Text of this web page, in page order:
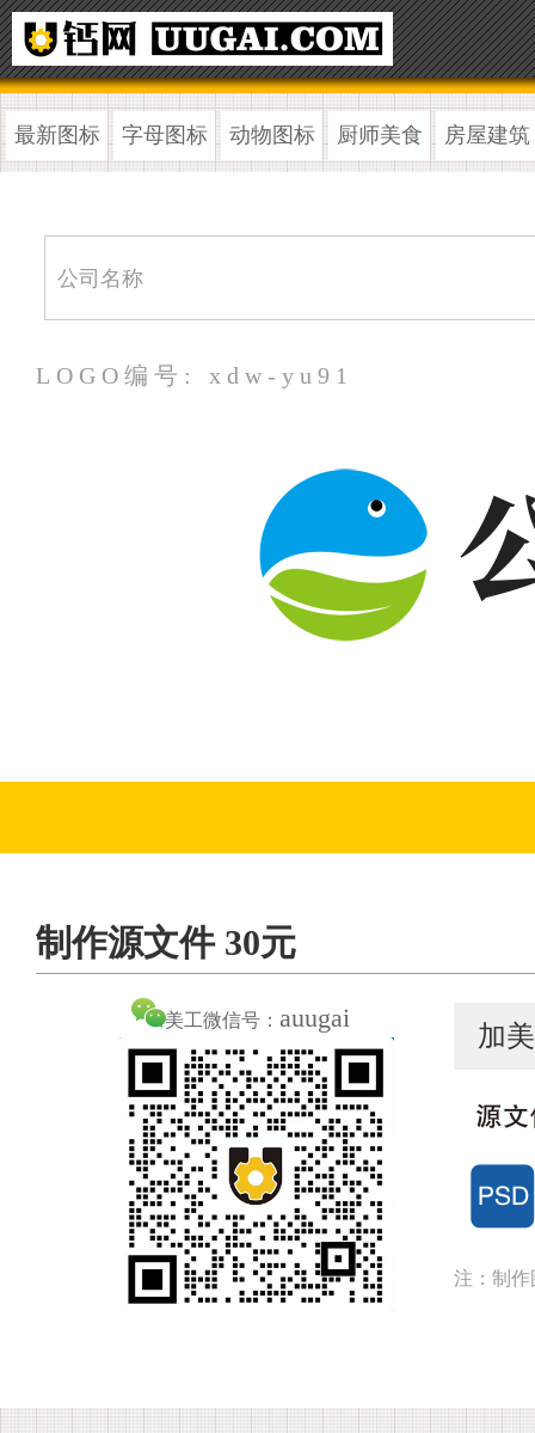
最新图标 字母图标 动物图标 厨师美食 房屋建筑
LOGO编号: xdw-yu91
制作源文件 30元
美工微信号： auugai
加
注：制作